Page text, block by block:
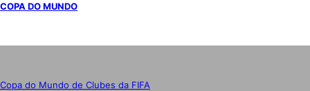
COPA DO MUNDO
Copa do Mundo de Clubes da FIFA